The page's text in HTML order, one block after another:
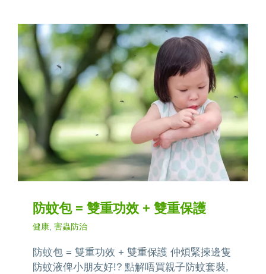
防蚊包 = 雙重功效 + 雙重保護
健康 害蟲防治
防蚊包 = 雙重功效 + 雙重保護 仲煩緊揀邊隻
防蚊液俾小朋友好!? 點解唔買親子防蚊套裝,